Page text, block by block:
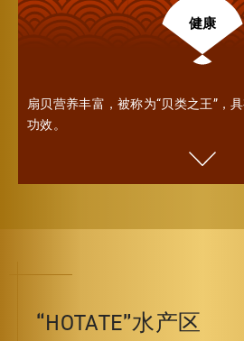
健康
扇贝营养丰富，被称为“贝类之王”，
功效。
“HOTATE”水产区